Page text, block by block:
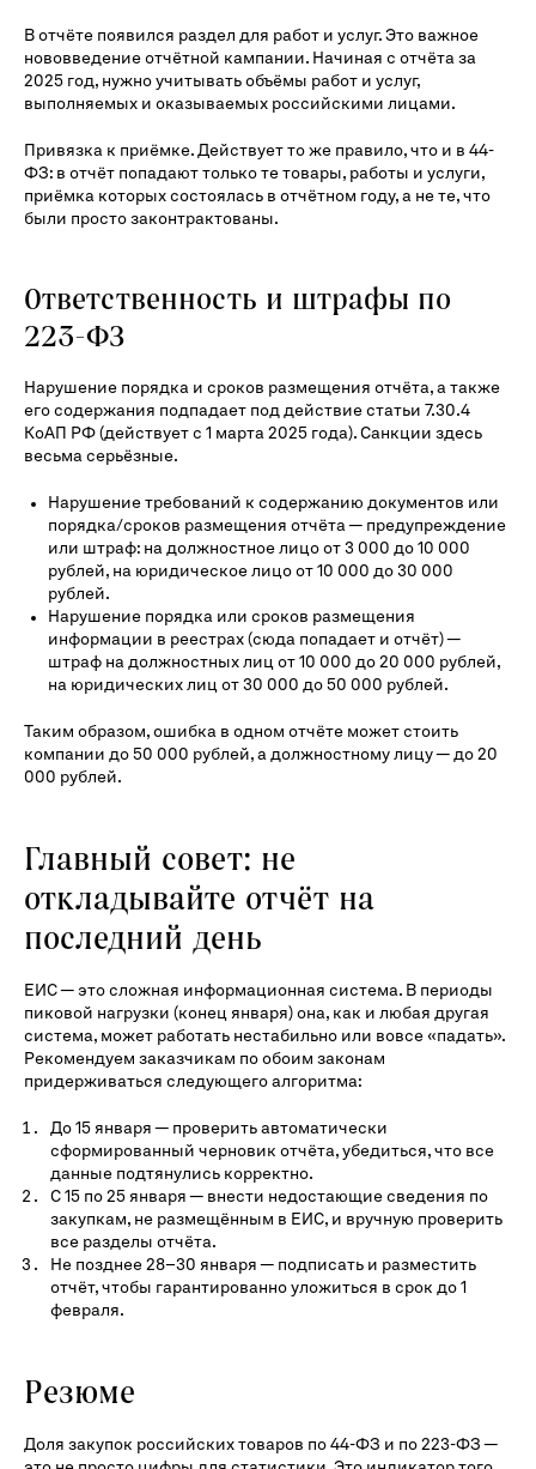
В отчёте появился раздел для работ и услуг. Это важное
нововведение отчётной кампании. Начиная с отчёта за
2025 год, нужно учитывать объёмы работ и услуг,
выполняемых и оказываемых российскими лицами.
Привязка к приёмке. Действует то же правило, что и в 44-
ФЗ: в отчёт попадают только те товары, работы и услуги,
приёмка которых состоялась в отчётном году, а не те, что
были просто законтрактованы.
Ответственность и штрафы по
223-ФЗ
Нарушение порядка и сроков размещения отчёта, а также
его содержания подпадает под действие статьи 7.30.4
КоАП РФ (действует с 1 марта 2025 года). Санкции здесь
весьма серьёзные.
Нарушение требований к содержанию документов или
порядка/сроков размещения отчёта — предупреждение
или штраф: на должностное лицо от 3 000 до 10 000
рублей, на юридическое лицо от 10 000 до 30 000
рублей.
Нарушение порядка или сроков размещения
информации в реестрах (сюда попадает и отчёт) —
штраф на должностных лиц от 10 000 до 20 000 рублей,
на юридических лиц от 30 000 до 50 000 рублей.
Таким образом, ошибка в одном отчёте может стоить
компании до 50 000 рублей, а должностному лицу — до 20
000 рублей.
Главный совет: не
откладывайте отчёт на
последний день
ЕИС — это сложная информационная система. В периоды
пиковой нагрузки (конец января) она, как и любая другая
система, может работать нестабильно или вовсе «падать».
Рекомендуем заказчикам по обоим законам
придерживаться следующего алгоритма:
До 15 января — проверить автоматически
сформированный черновик отчёта, убедиться, что все
данные подтянулись корректно.
С 15 по 25 января — внести недостающие сведения по
закупкам, не размещённым в ЕИС, и вручную проверить
все разделы отчёта.
Не позднее 28–30 января — подписать и разместить
отчёт, чтобы гарантированно уложиться в срок до 1
февраля.
Резюме
Доля закупок российских товаров по 44-ФЗ и по 223-ФЗ —